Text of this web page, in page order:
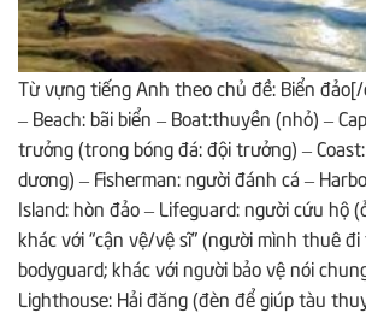
Từ vựng tiếng Anh theo chủ đề: Biển
– Beach: bãi biển – Boat:thuyền (nhỏ) –
trưởng (trong bóng đá: đội trưởng) –
dương) – Fisherman: người đánh cá –
Island: hòn đảo – Lifeguard: người cứu hộ
khác với “cận vệ/vệ sĩ” (người mình thuê
bodyguard; khác với người bảo vệ nói
Lighthouse: Hải đăng (đèn để giúp tàu